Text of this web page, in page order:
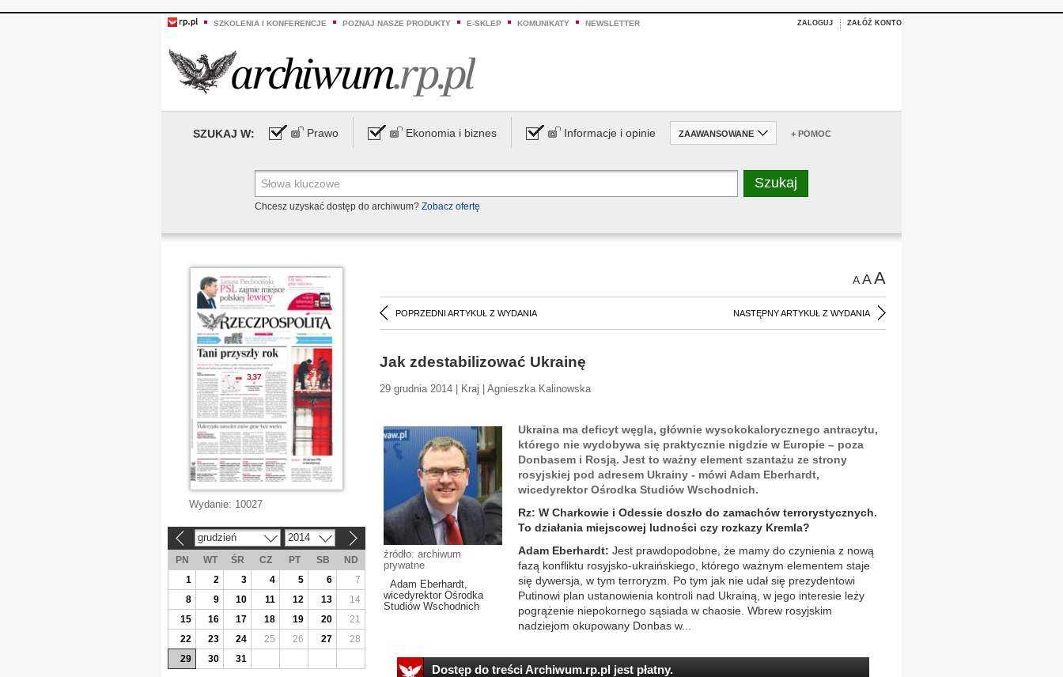
SZKOLENIA I KONFERENCJE POZNAJ NASZE PRODUKTY E-SKLEP KOMUNIKATY NEWSLETTER ZALOGUJ ZAŁÓŻ KONTO
SZUKAJ W: Prawo Ekonomia i biznes Informacje i opinie ZAAWANSOWANE + POMOC
Chcesz uzyskać dostęp do archiwum? Zobacz ofertę
AAA
POPRZEDNI ARTYKUŁ Z WYDANIA NASTĘPNY ARTYKUŁ Z WYDANIA
Jak zdestabilizować Ukrainę
29 grudnia 2014 | Kraj | Agnieszka Kalinowska
źródło: archiwum
prywatne
Adam Eberhardt,
wicedyrektor Ośrodka
Studiów Wschodnich
Ukraina ma deficyt węgla, głównie wysokokalorycznego antracytu,
którego nie wydobywa się praktycznie nigdzie w Europie – poza
Donbasem i Rosją. Jest to ważny element szantażu ze strony
rosyjskiej pod adresem Ukrainy - mówi Adam Eberhardt,
wicedyrektor Ośrodka Studiów Wschodnich.
Rz: W Charkowie i Odessie doszło do zamachów terrorystycznych.
To działania miejscowej ludności czy rozkazy Kremla?
Adam Eberhardt: Jest prawdopodobne, że mamy do czynienia z nową
fazą konfliktu rosyjsko-ukraińskiego, którego ważnym elementem staje
się dywersja, w tym terroryzm. Po tym jak nie udał się prezydentowi
Putinowi plan ustanowienia kontroli nad Ukrainą, w jego interesie leży
pogrążenie niepokornego sąsiada w chaosie. Wbrew rosyjskim
nadziejom okupowany Donbas w...
Dostęp do treści Archiwum.rp.pl jest płatny.
Wydanie: 10027
grudzień 2014
PN WT ŚR CZ PT SB
ND
1
2 3 4 5 6
7
8
9 10 11 12 13
14
15
16 17 18 19 20
21
22
23 24 25 26 27
28
29
30 31